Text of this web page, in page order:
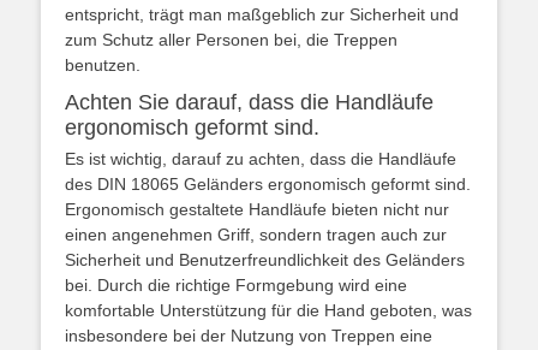
entspricht, trägt man maßgeblich zur Sicherheit und
zum Schutz aller Personen bei, die Treppen
benutzen.
Achten Sie darauf, dass die Handläufe
ergonomisch geformt sind.
Es ist wichtig, darauf zu achten, dass die Handläufe
des DIN 18065 Geländers ergonomisch geformt sind.
Ergonomisch gestaltete Handläufe bieten nicht nur
einen angenehmen Griff, sondern tragen auch zur
Sicherheit und Benutzerfreundlichkeit des Geländers
bei. Durch die richtige Formgebung wird eine
komfortable Unterstützung für die Hand geboten, was
insbesondere bei der Nutzung von Treppen eine